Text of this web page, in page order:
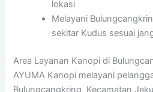
lokasi
Melayani
sekitar Kudus sesuai
Area Layanan Kanopi di
AYUMA Kanopi melayani
Bulungcangkring, Kecamatan